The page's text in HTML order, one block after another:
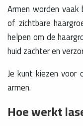
Armen worden
of zichtbare
helpen om de
huid zachter en
Je kunt kiezen voor
armen.
Hoe werkt